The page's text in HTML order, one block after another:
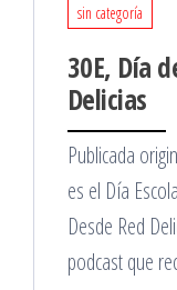
sin categoría
30E, Día
Delicias
Publicada
es el Día
Desde Red
podcast que